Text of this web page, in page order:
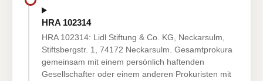
HRA 102314
HRA 102314: Lidl Stiftung & Co. KG, Neckarsulm,
Stiftsbergstr. 1, 74172 Neckarsulm. Gesamtprokura
gemeinsam mit einem persönlich haftenden
Gesellschafter oder einem anderen Prokuristen mit